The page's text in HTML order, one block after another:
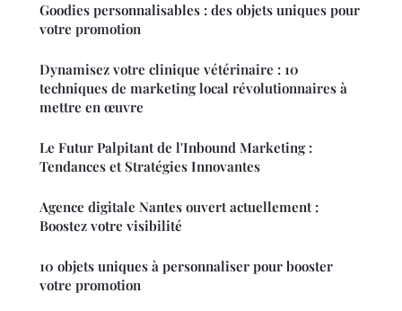
Goodies personnalisables : des objets uniques pour
votre promotion
Dynamisez votre clinique vétérinaire : 10
techniques de marketing local révolutionnaires à
mettre en œuvre
Le Futur Palpitant de l'Inbound Marketing :
Tendances et Stratégies Innovantes
Agence digitale Nantes ouvert actuellement :
Boostez votre visibilité
10 objets uniques à personnaliser pour booster
votre promotion